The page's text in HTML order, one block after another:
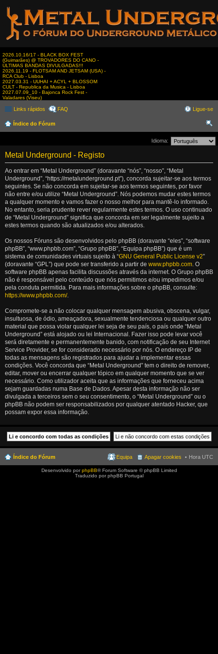
2026.10.16/17 - BLACK BOX FEST
(Guimarães) @ TROVADORES DO CANO -
ÚLTIMAS BANDAS DIVULGADAS!!!
2026.11.19 - FLOTSAM AND JETSAM (USA) -
RCA Club - Lisboa
2027.03.31 - UUHAI + ACYL + BLOSSOM
CULT - Republica da Musica - Lisboa
2027.07.09_10 - Bajonca Rock Fest -
Valadares (Viseu)
Links rápidos FAQ Ligue-se
Índice do Fórum
qui
Idioma:
Metal Underground - Registo
Ao entrar em “Metal Underground” (doravante “nós”, “nosso”, “Metal
Underground”, “https://metalunderground.pt”), concorda sujeitar-se aos termos
seguintes. Se não concorda em sujeitar-se aos termos seguintes, por favor
não entre e/ou utilize “Metal Underground”. Nós podemos mudar estes termos
a qualquer momento e vamos fazer o nosso melhor para mantê-lo informado.
No entanto, seria prudente rever regularmente estes termos. O uso continuado
de “Metal Underground” significa que concorda em ser legalmente sujeito a
estes termos quando são atualizados e/ou alterados.
Os nossos Fóruns são desenvolvidos pelo phpBB (doravante “eles”, “software
phpBB”, “www.phpbb.com”, “Grupo phpBB”, “Equipa phpBB”) que é um
sistema de comunidades virtuais sujeito à “GNU General Public License v2”
(doravante “GPL”) que pode ser transferido a partir de www.phpbb.com. O
software phpBB apenas facilita discussões através da internet. O Grupo phpBB
não é responsável pelo conteúdo que nós permitimos e/ou impedimos e/ou
pela conduta permitida. Para mais informações sobre o phpBB, consulte:
https://www.phpbb.com/.
Compromete-se a não colocar qualquer mensagem abusiva, obscena, vulgar,
insultuosa, de ódio, ameaçadora, sexualmente tendenciosa ou qualquer outro
material que possa violar qualquer lei seja de seu país, o país onde “Metal
Underground” está alojado ou lei Internacional. Fazer isso pode levar você
será diretamente e permanentemente banido, com notificação de seu Internet
Service Provider, se for considerado necessário por nós. O endereço IP de
todas as mensagens são registrados para ajudar a implementar essas
condições. Você concorda que “Metal Underground” tem o direito de remover,
editar, mover ou encerrar qualquer tópico em qualquer momento que se ver
necessário. Como utilizador aceita que as informações que forneceu acima
sejam guardadas numa Base de Dados. Apesar desta informação não ser
divulgada a terceiros sem o seu consentimento, o “Metal Underground” ou o
phpBB não podem ser responsabilizados por qualquer atentado Hacker, que
possam expor essa informação.
Índice do Fórum Hora UTC
Apagar cookies
Equipa
Desenvolvido porphpBB® Forum Software © phpBB Limited
Traduzido por phpBB Portugal